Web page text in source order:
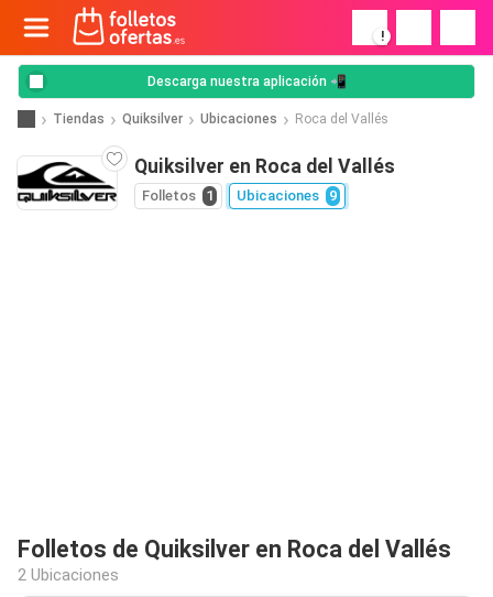
!
Descarga nuestra aplicación 📲
Tiendas Quiksilver Ubicaciones Roca del Vallés
Quiksilver en Roca del Vallés
Folletos 1 Ubicaciones 9
Folletos de Quiksilver en Roca del Vallés
2 Ubicaciones